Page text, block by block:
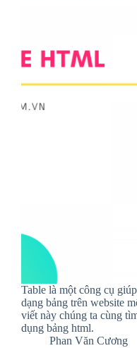
Table là một công cụ
dạng bảng trên website
viết này chúng ta cùng
dụng bảng html.
Phan Văn Cương